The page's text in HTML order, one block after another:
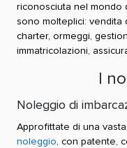
riconosciuta nel mondo
sono molteplici: vendita
charter, ormeggi,
immatricolazioni,
I
Noleggio di
Approfittate di una
noleggio, con patente,